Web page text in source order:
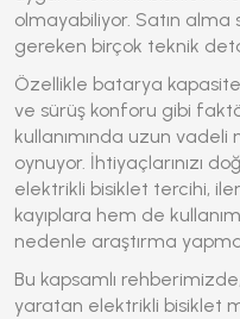
olmayabiliyor. Satın
gereken birçok teknik
Özellikle batarya
ve sürüş konforu gibi
kullanımında uzun
oynuyor. İhtiyaçlarınızı
elektrikli bisiklet tercihi,
kayıplara hem de
nedenle araştırma
Bu kapsamlı
yaratan elektrikli bisiklet